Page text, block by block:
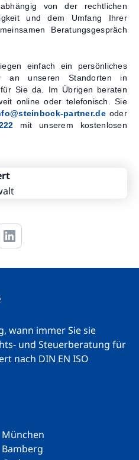
von der rechtlichen
und dem Umfang Ihrer
Beratungsgespräch
einfach ein persönliches
an unseren Standorten in
für Sie da. Im Übrigen beraten
online oder telefonisch. Sie
partner.deoder
mit unserem kostenlosen
wann immer Sie sie
und Steuerberatung für
nach DIN EN ISO
München
Bamberg